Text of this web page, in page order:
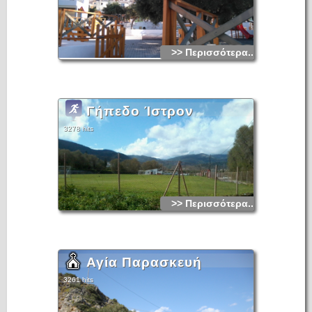
>> Περισσότερα...
Γήπεδο Ίστρον
3278 hits
>> Περισσότερα...
Αγία Παρασκευή
3261 hits